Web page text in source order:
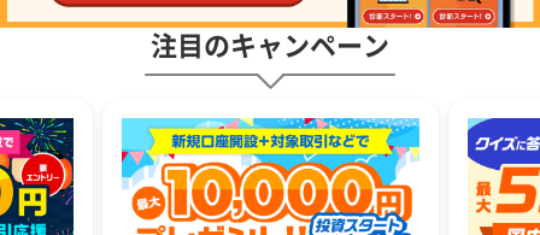
注目のキャンペーン